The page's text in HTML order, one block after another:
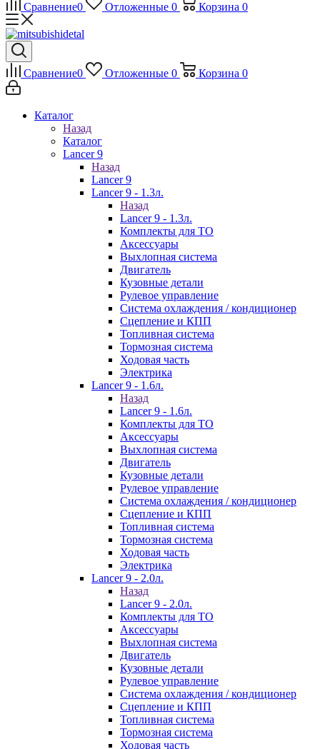
Сравнение0 Отложенные 0 Корзина 0
Сравнение0 Отложенные 0 Корзина 0
Каталог
Назад
Каталог
Lancer 9
Назад
Lancer 9
Lancer 9 - 1.3л.
Назад
Lancer 9 - 1.3л.
Комплекты для ТО
Аксессуары
Выхлопная система
Двигатель
Кузовные детали
Рулевое управление
Система охлаждения / кондиционер
Сцепление и КПП
Топливная система
Тормозная система
Ходовая часть
Электрика
Lancer 9 - 1.6л.
Назад
Lancer 9 - 1.6л.
Комплекты для ТО
Аксессуары
Выхлопная система
Двигатель
Кузовные детали
Рулевое управление
Система охлаждения / кондиционер
Сцепление и КПП
Топливная система
Тормозная система
Ходовая часть
Электрика
Lancer 9 - 2.0л.
Назад
Lancer 9 - 2.0л.
Комплекты для ТО
Аксессуары
Выхлопная система
Двигатель
Кузовные детали
Рулевое управление
Система охлаждения / кондиционер
Сцепление и КПП
Топливная система
Тормозная система
Ходовая часть